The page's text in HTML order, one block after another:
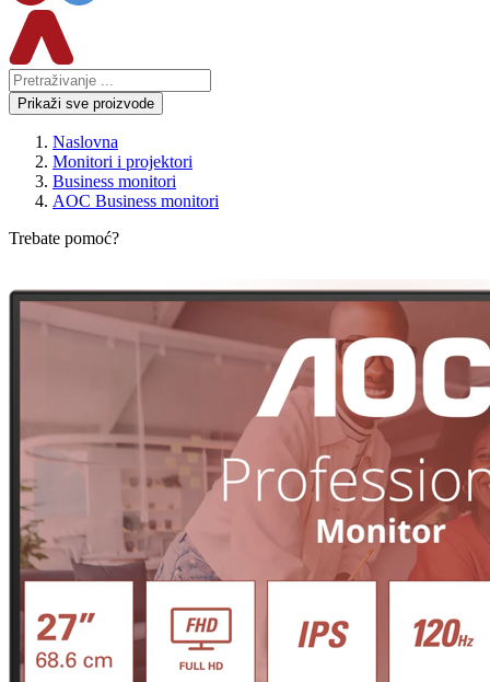
Prikaži sve proizvode
Naslovna
Monitori i projektori
Business monitori
AOC Business monitori
Trebate pomoć?